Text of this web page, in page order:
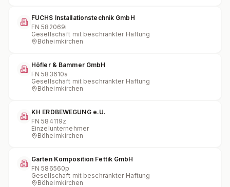
FUCHS Installationstechnik GmbH
FN582069i
Gesellschaft mit beschränkter Haftung
Böheimkirchen
Höfler & Bammer GmbH
FN583610a
Gesellschaft mit beschränkter Haftung
Böheimkirchen
KH ERDBEWEGUNG e.U.
FN584119z
Einzelunternehmer
Böheimkirchen
Garten Komposition Fettik GmbH
FN586560p
Gesellschaft mit beschränkter Haftung
Böheimkirchen